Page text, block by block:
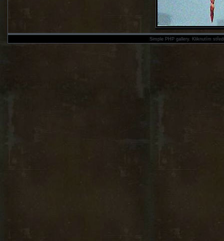
Simple PHP gallery. Kliknutím